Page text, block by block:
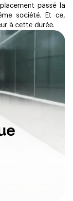
passé la
société. Et ce,
à cette durée.